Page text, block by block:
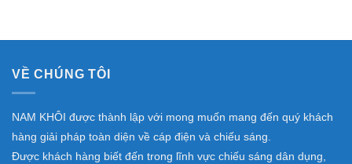
VỀ CHÚNG TÔI
NAM KHÔI được thành lập với mong muốn mang đến quý khách
hàng giải pháp toàn diện về cáp điện và chiếu sáng.
Được khách hàng biết đến trong lĩnh vực chiếu sáng dân dụng,